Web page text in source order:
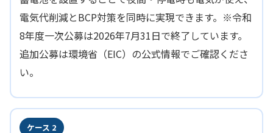
電気代削減とBCP対策を同時に実現できます。※令和
8年度一次公募は2026年7月31日で終了しています。
追加公募は環境省（EIC）の公式情報でご確認くださ
い。
ケース 2